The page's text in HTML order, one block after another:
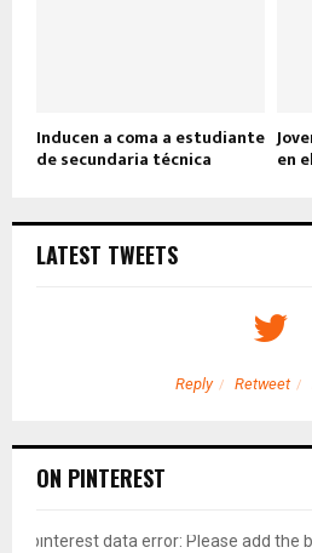
Inducen a coma a estudiante
de secundaria técnica en
LATEST TWEETS
Reply Retweet
ON PINTEREST
pinterest data error: Please add the